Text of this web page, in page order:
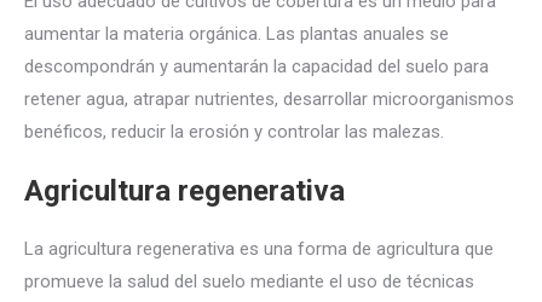
aumentar la materia orgánica. Las plantas anuales se
descompondrán y aumentarán la capacidad del suelo para
retener agua, atrapar nutrientes, desarrollar microorganismos
benéficos, reducir la erosión y controlar las malezas.
Agricultura regenerativa
La agricultura regenerativa es una forma de agricultura que
promueve la salud del suelo mediante el uso de técnicas